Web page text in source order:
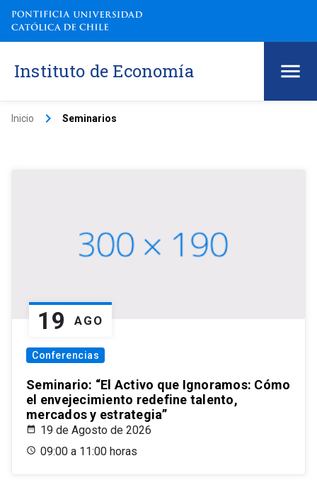
Instituto de Economía
Inicio keyboard_arrow_right Seminarios
19 AGO
Conferencias
Seminario: “El Activo que Ignoramos: Cómo
el envejecimiento redefine talento,
mercados y estrategia”
19 de Agosto de 2026
09:00 a 11:00 horas